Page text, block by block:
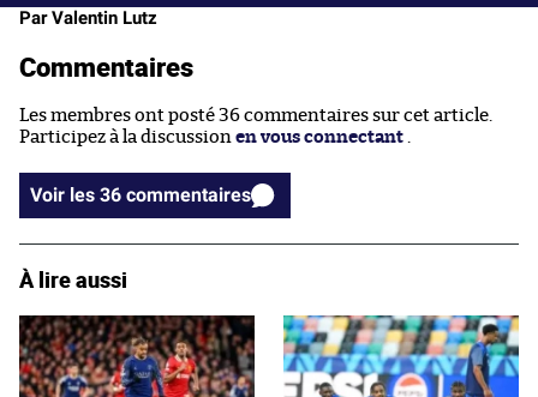
Par Valentin Lutz
Commentaires
Les membres ont posté 36 commentaires sur cet article.
Participez à la discussion en vous connectant
Voir les 36 commentaires
À lire aussi